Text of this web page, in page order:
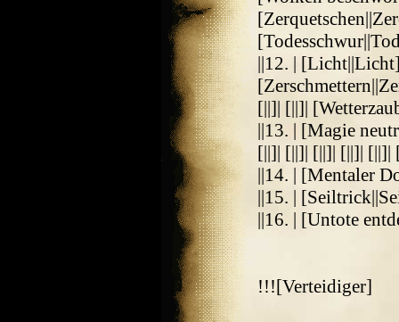
||12. |
[||]| [||]|
||13. | [Magie
[||]| [||]| [||]| [||]|
||14. | [Mentaler
||15. |
||16. | [Untote
!!![Verteidiger]